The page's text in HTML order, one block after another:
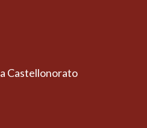
a Castellonorato